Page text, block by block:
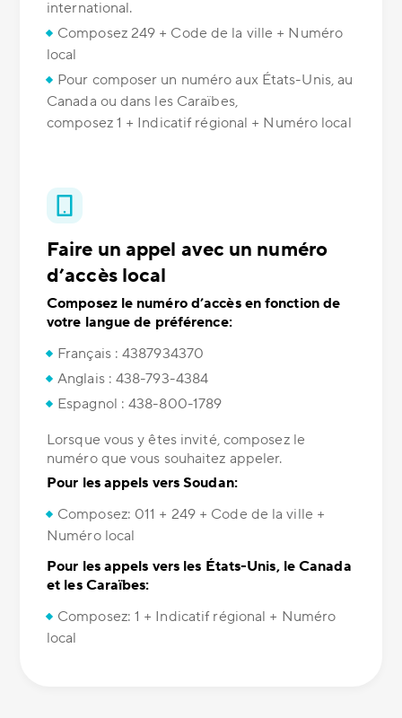
international.
Composez 249 + Code de la ville + Numéro
local
Pour composer un numéro aux États-Unis, au
Canada ou dans les Caraïbes,
composez 1 + Indicatif régional + Numéro local
Faire un appel avec un numéro
d’accès local
Composez le numéro d’accès en fonction de
votre langue de préférence:
Français : 4387934370
Anglais : 438-793-4384
Espagnol : 438-800-1789
Lorsque vous y êtes invité, composez le
numéro que vous souhaitez appeler.
Pour les appels vers Soudan:
Composez: 011 + 249 + Code de la ville +
Numéro local
Pour les appels vers les États-Unis, le Canada
et les Caraïbes:
Composez: 1 + Indicatif régional + Numéro
local